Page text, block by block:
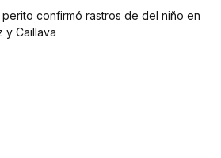
confirmó rastros de del niño en
y Caillava